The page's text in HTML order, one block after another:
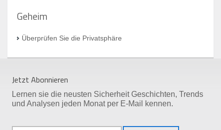
Geheim
Überprüfen Sie die Privatsphäre
Jetzt Abonnieren
Lernen sie die neusten Sicherheit Geschichten, Trends
und Analysen jeden Monat per E-Mail kennen.